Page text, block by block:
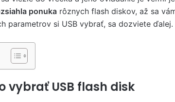
ponuka rôznych flash diskov, až sa
parametrov si USB vybrať, sa dozviete ďalej.
vybrať USB flash disk